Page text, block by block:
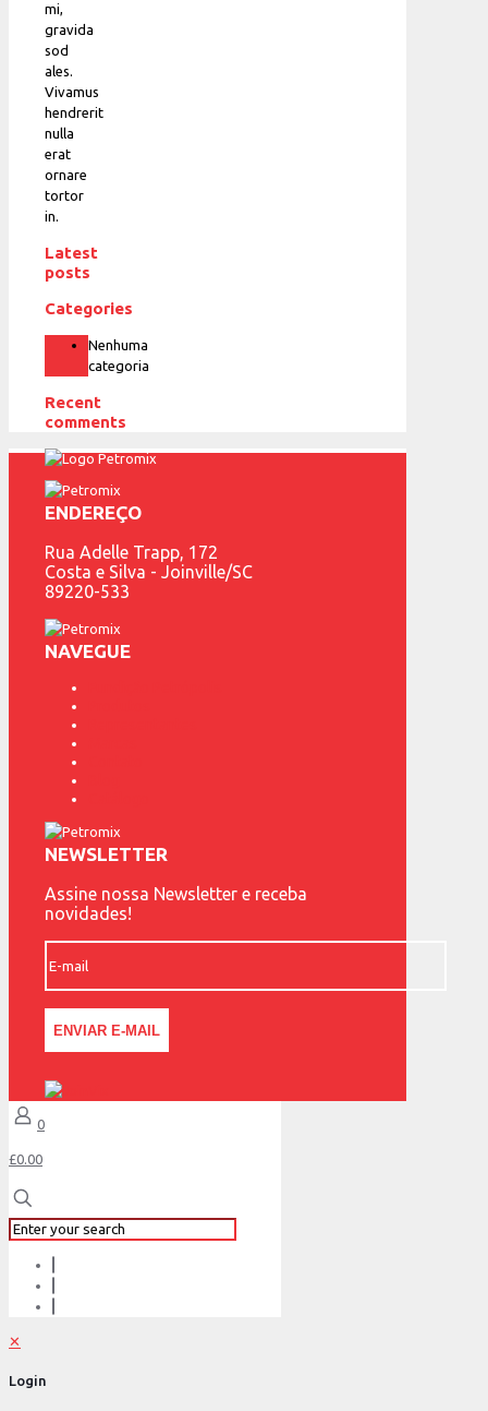
mi,
gravida
sod
ales.
Vivamus
hendrerit
nulla
erat
ornare
tortor
in.
Latest
posts
Categories
Nenhuma
categoria
Recent
comments
ENDEREÇO
Rua Adelle Trapp, 172
Costa e Silva - Joinville/SC
89220-533
NAVEGUE
NEWSLETTER
Assine nossa Newsletter e receba
novidades!
0
£0.00
✕
Login